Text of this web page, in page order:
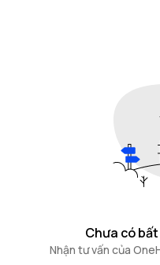
Chưa có
Nhận tư vấn của